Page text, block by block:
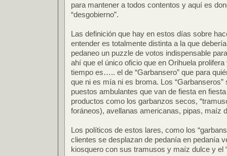
para mantener a todos contentos y aquí es
“desgobierno”.
Las definición que hay en estos días sobre
entender es totalmente distinta a la que
pedaneo un puzzle de votos indispensable
ahí que el único oficio que en Orihuela
tiempo es….. el de “Garbansero” que para
que ni es mía ni es broma. Los
puestos ambulantes que van de fiesta en
productos como los garbanzos secos,
foráneos), avellanas americanas, pipas, maíz
Los políticos de estos lares, como los
clientes se desplazan de pedanía en pedanía
kiosquero con sus tramusos y maíz dulce y el